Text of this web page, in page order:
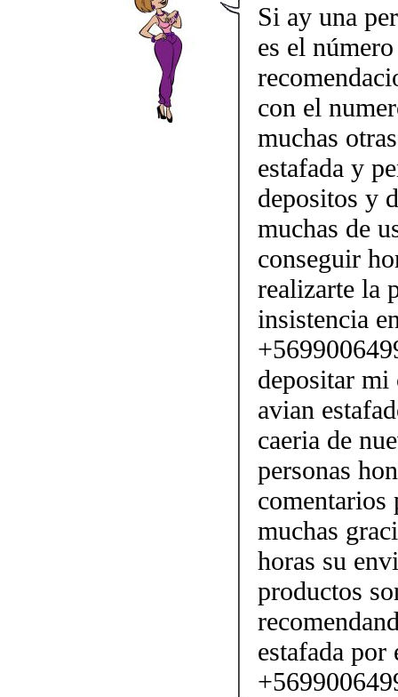
Si ay una
es el
con el
muchas
estafada y
depositos y
muchas de
conseguir
realizarte la
insistencia
depositar mi
avian
caeria de
personas
comentarios
muchas
horas su
productos
estafada por